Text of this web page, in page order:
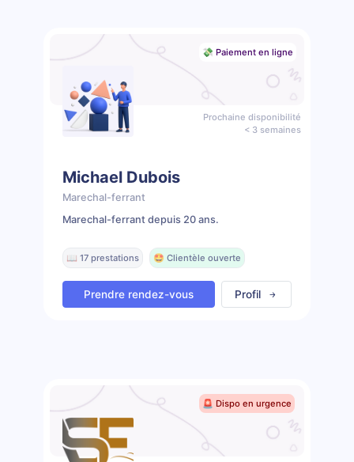
💸 Paiement en ligne
Prochaine disponibilité
< 3 semaines
Michael Dubois
Marechal-ferrant
Marechal-ferrant depuis 20 ans.
📖 17 prestations 🤩 Clientèle ouverte
Prendre rendez-vous Profil
🚨 Dispo en urgence